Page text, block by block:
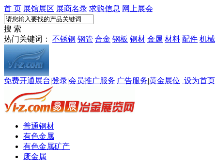
首 页 展馆展区 展商名录 求购信息 网上展会
搜 索
热门关键词： 不锈钢 钢管 合金 钢板 钢材 金属 材料 配件 机械
免费开通展台|登录|会员推广服务|广告服务|黄金展位 设为首页
普通钢材
有色金属
有色金属矿产
废金属